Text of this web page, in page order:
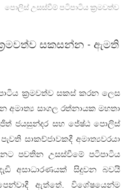
පොලිස් උසස්වීම් පටිපාටිය ක්‍රමවත්ව
සකසන්න - ඇමති
ක්‍රමවත්ව සකස් කරන ලෙස
අමාත්‍ය සාගල රත්නායක මහතා
ජයසුන්දර සහ ජේෂ්ඨ පොලිස්
සාකච්ජාවකදී අමාත්‍යවරයා
පවතින උසස්වීමේ පටිපාටිය
අසාධාරණයක් සිදුවන බවයි
ඇත්තේ. විශේෂයෙන්ම